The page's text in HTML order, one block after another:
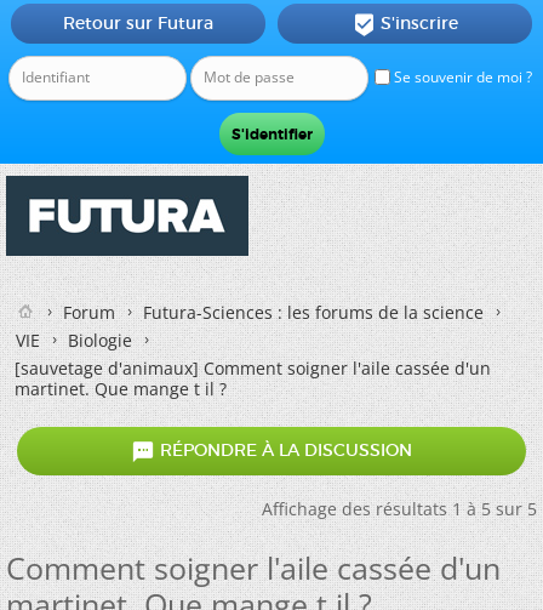
Se souvenir de moi ?
Retour sur Futura  S'inscrire
Forum
Futura-Sciences : les forums de la science
VIE
Biologie
[sauvetage d'animaux]Comment soigner l'aile cassée d'un
martinet. Que mange t il ?
 RÉPONDRE À LA DISCUSSION
Affichage des résultats 1 à 5 sur 5
Comment soigner l'aile cassée d'un